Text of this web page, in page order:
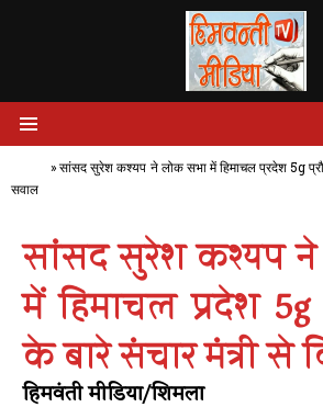
»सांसद सुरेश कश्यप ने लोक सभा में हिमाचल प्रदेश 5g
सवाल
सांसद सुरेश कश्यप
में हिमाचल प्रदेश 5g
के बारे संचार मंत्री
हिमवंती मीडिया/शिमला